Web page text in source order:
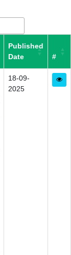
Published
Date
#
18-09-
2025